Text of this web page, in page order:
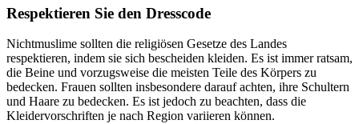
Respektieren Sie den Dresscode
Nichtmuslime sollten die religiösen Gesetze des Landes
respektieren, indem sie sich bescheiden kleiden. Es ist immer ratsam,
die Beine und vorzugsweise die meisten Teile des Körpers zu
bedecken. Frauen sollten insbesondere darauf achten, ihre Schultern
und Haare zu bedecken. Es ist jedoch zu beachten, dass die
Kleidervorschriften je nach Region variieren können.